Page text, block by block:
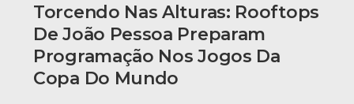
Torcendo Nas Alturas: Rooftops
De João Pessoa Preparam
Programação Nos Jogos Da
Copa Do Mundo